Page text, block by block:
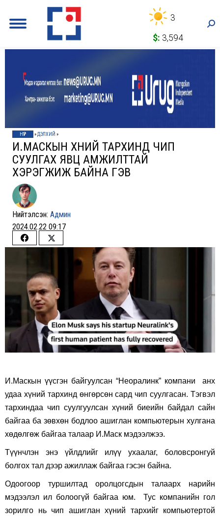
3
$: 3,594
НҮҮР »ДЭЛХИЙ »
И.МАСКЫН ХҮНИЙ ТАРХИНД ЧИП
СУУЛГАХ ЯВЦ АМЖИЛТТАЙ
ХЭРЭГЖИЖ БАЙНА ГЭВ
Нийтэлсэн: Админ
2024.02.22 09:17
Share
Facebook
Share
Twitter
И.Маскын үүсгэн байгуулсан “Неоралинк” компани анх
удаа хүний тархинд өнгөрсөн сард чип суулгасан. Тэгвэл
тархиндаа чип суулгуулсан хүний биеийн байдал сайн
байгаа ба зөвхөн бодлоо ашиглан компьютерын хулгана
хөдөлгөж байгаа талаар И.Маск мэдээлжээ.
Түүнчлэн энэ үйлдлийг илүү ухаалаг, боловсронгуй
болгох тал дээр ажиллаж байгаа гэсэн байна.
Одоогоор туршилтад оролцогсдын талаарх нарийн
мэдээлэл ил болоогүй байгаа юм. Тус компанийн гол
зорилго нь чип ашиглан хүний тархийг компьютертой